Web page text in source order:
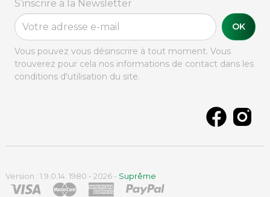
S’inscrire à la Newsletter
OK
Vous pouvez vous désinscrire à tout moment. Vous
trouverez pour cela nos informations de contact dans les
conditions d'utilisation du site.
Version : 1.9.0.14. 1980 - 2026 - Suprême